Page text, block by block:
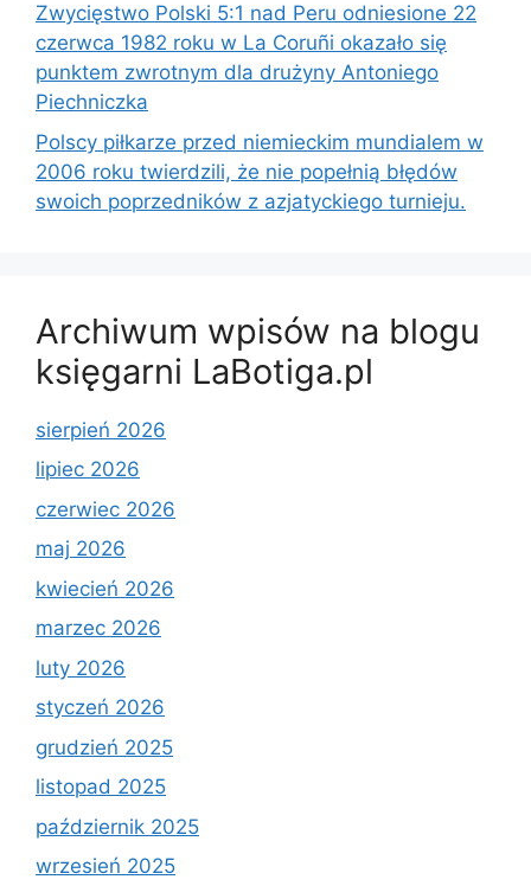
Zwycięstwo Polski 5:1 nad Peru odniesione 22
czerwca 1982 roku w La Coruñi okazało się
punktem zwrotnym dla drużyny Antoniego
Piechniczka
Polscy piłkarze przed niemieckim mundialem w
2006 roku twierdzili, że nie popełnią błędów
swoich poprzedników z azjatyckiego turnieju.
Archiwum wpisów na blogu
księgarni LaBotiga.pl
sierpień 2026
lipiec 2026
czerwiec 2026
maj 2026
kwiecień 2026
marzec 2026
luty 2026
styczeń 2026
grudzień 2025
listopad 2025
październik 2025
wrzesień 2025